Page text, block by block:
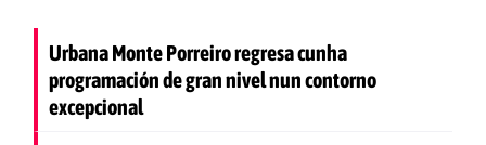
Urbana Monte Porreiro regresa cunha
programación de gran nivel nun contorno
excepcional